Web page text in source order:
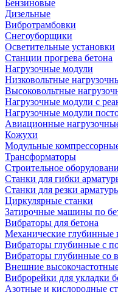
Бензиновые
Дизельные
Вибротрамбовки
Снегоуборщики
Осветительные установки
Станции прогрева бетона
Нагрузочные модули
Низковольтные
Высоковольтные
Нагрузочные модули с
Нагрузочные модули
Авиационные
Кожухи
Модульные
Трансформаторы
Строительное
Станки для гибки
Станки для резки
Циркулярные станки
Затирочные машины по
Вибраторы для бетона
Механические глубинные
Вибраторы глубинные с
Вибраторы глубинные со
Внешние
Виброрейки для укладки
Азотные и кислородные